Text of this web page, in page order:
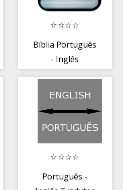
Bíblia Português
- Inglês
Português -